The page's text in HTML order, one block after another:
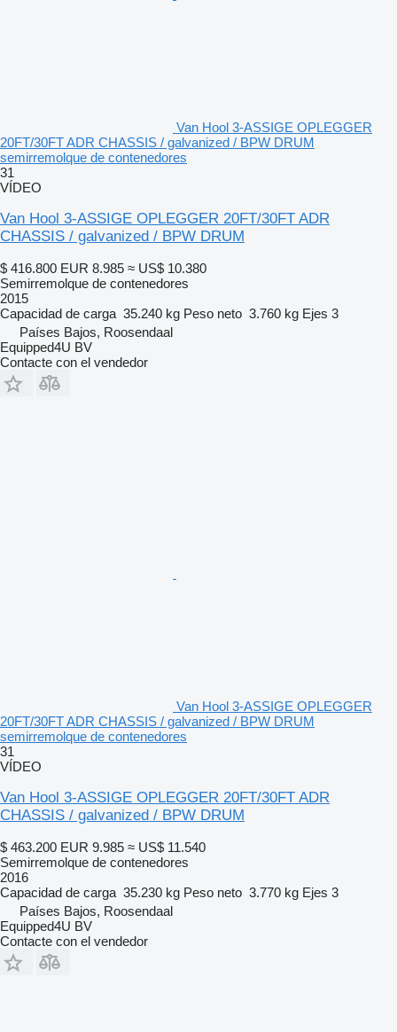
Van Hool 3-ASSIGE OPLEGGER
20FT/30FT ADR CHASSIS / galvanized / BPW DRUM
semirremolque de contenedores
31
VÍDEO
Van Hool 3-ASSIGE OPLEGGER 20FT/30FT ADR
CHASSIS / galvanized / BPW DRUM
$ 416.800 EUR 8.985 ≈ US$ 10.380
Semirremolque de contenedores
2015
Capacidad de carga 35.240 kg Peso neto 3.760 kg Ejes 3
Países Bajos, Roosendaal
Equipped4U BV
Contacte con el vendedor
Van Hool 3-ASSIGE OPLEGGER
20FT/30FT ADR CHASSIS / galvanized / BPW DRUM
semirremolque de contenedores
31
VÍDEO
Van Hool 3-ASSIGE OPLEGGER 20FT/30FT ADR
CHASSIS / galvanized / BPW DRUM
$ 463.200 EUR 9.985 ≈ US$ 11.540
Semirremolque de contenedores
2016
Capacidad de carga 35.230 kg Peso neto 3.770 kg Ejes 3
Países Bajos, Roosendaal
Equipped4U BV
Contacte con el vendedor